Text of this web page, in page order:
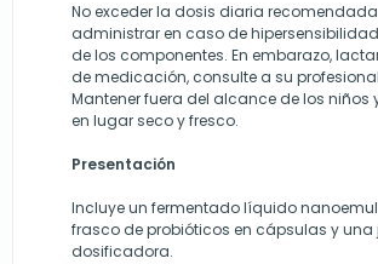
No exceder la dosis diaria
administrar en caso de
de los componentes. En embarazo,
de medicación, consulte a su
Mantener fuera del alcance de los niños
en lugar seco y fresco.
Presentación
Incluye un fermentado líquido
frasco de probióticos en cápsulas y una
dosificadora.